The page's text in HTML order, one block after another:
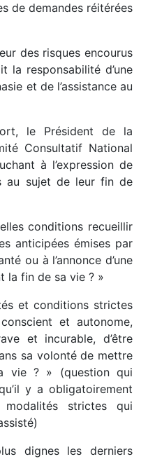
de demandes réitérées
des risques encourus
la responsabilité d’une
et de l’assistance au
le Président de la
Consultatif National
à l’expression de
au sujet de leur fin de
conditions recueillir
anticipées émises par
ou à l’annonce d’une
la fin de sa vie ? »
et conditions strictes
et autonome,
et incurable, d’être
sa volonté de mettre
vie ? » (question qui
y a obligatoirement
strictes qui
dignes les derniers